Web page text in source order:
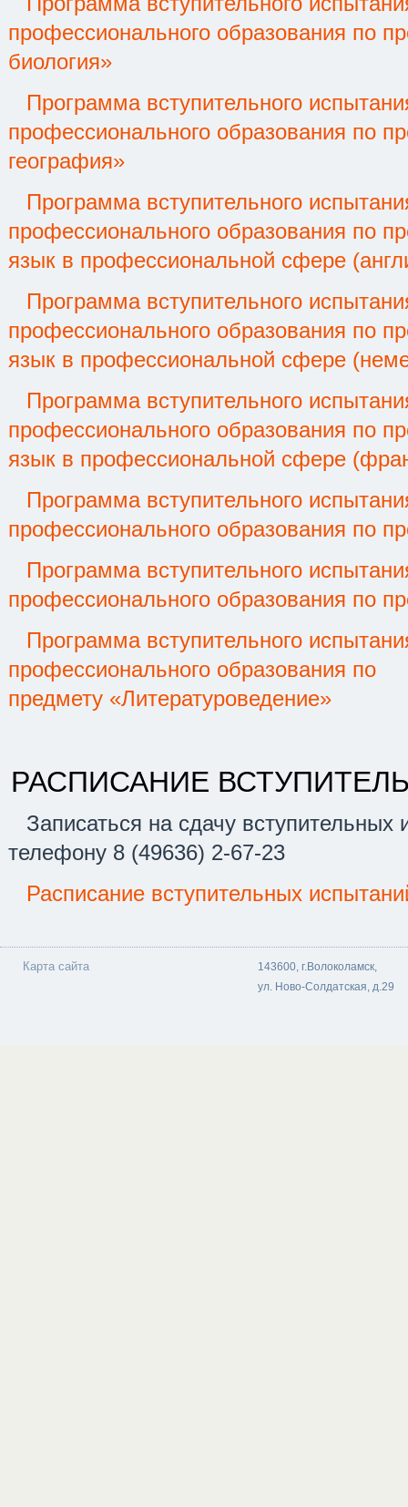
профессионального образования по
биология»
Программа вступительного
профессионального образования по
география»
Программа вступительного
профессионального образования по
язык в профессиональной сфере
Программа вступительного
профессионального образования по
язык в профессиональной сфере (
Программа вступительного
профессионального образования по
язык в профессиональной сфере (
Программа вступительного
профессионального образования по
Программа вступительного
профессионального образования по
Программа вступительного
профессионального образования по
предмету «Литературоведение»
РАСПИСАНИЕ
Записаться на сдачу
телефону 8 (49636) 2-67-23
Расписание вступительных
Карта сайта
143600, г.Волоколамск,
ул. Ново-Солдатская, д.29